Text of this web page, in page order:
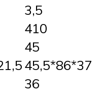
3,5
410
45
45,5*86*37
36